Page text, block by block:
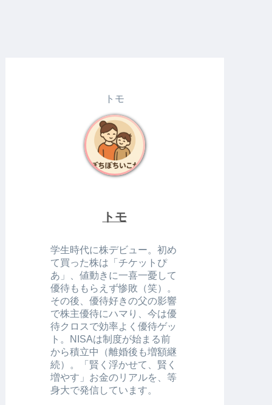
トモ
トモ
学生時代に株デビュー。初め
て買った株は「チケットぴ
あ」、値動きに一喜一憂して
優待ももらえず惨敗（笑）。
その後、優待好きの父の影響
で株主優待にハマり、今は優
待クロスで効率よく優待ゲッ
ト。NISAは制度が始まる前
から積立中（離婚後も増額継
続）。「賢く浮かせて、賢く
増やす」お金のリアルを、等
身大で発信しています。